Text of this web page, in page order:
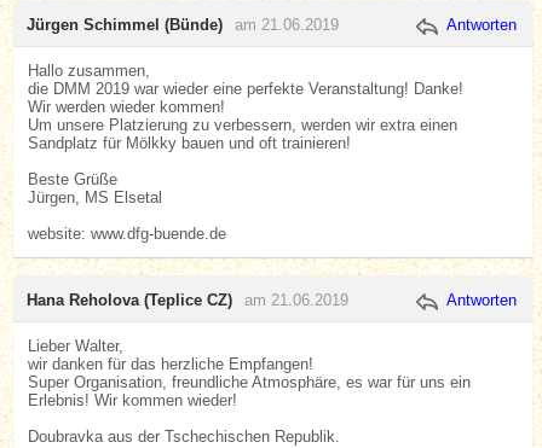
Jürgen Schimmel (Bünde) am 21.06.2019 Antworten
Hallo zusammen,
die DMM 2019 war wieder eine perfekte Veranstaltung! Danke!
Wir werden wieder kommen!
Um unsere Platzierung zu verbessern, werden wir extra einen
Sandplatz für Mölkky bauen und oft trainieren!
Beste Grüße
Jürgen, MS Elsetal
website: www.dfg-buende.de
Hana Reholova (Teplice CZ) am 21.06.2019 Antworten
Lieber Walter,
wir danken für das herzliche Empfangen!
Super Organisation, freundliche Atmosphäre, es war für uns ein
Erlebnis! Wir kommen wieder!
Doubravka aus der Tschechischen Republik.